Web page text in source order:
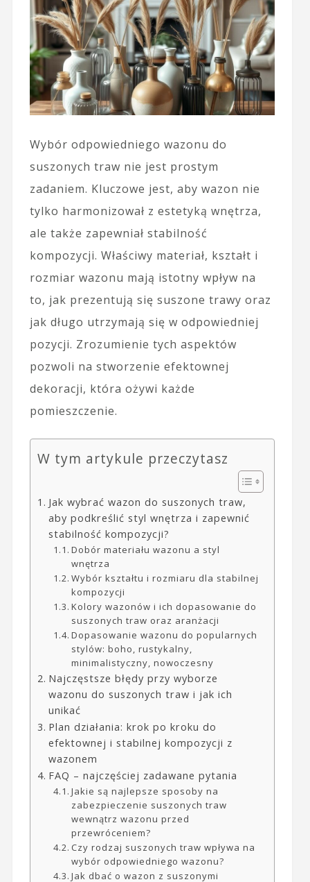
Wybór odpowiedniego wazonu do
suszonych traw nie jest prostym
zadaniem. Kluczowe jest, aby wazon nie
tylko harmonizował z estetyką wnętrza,
ale także zapewniał stabilność
kompozycji. Właściwy materiał, kształt i
rozmiar wazonu mają istotny wpływ na
to, jak prezentują się suszone trawy oraz
jak długo utrzymają się w odpowiedniej
pozycji. Zrozumienie tych aspektów
pozwoli na stworzenie efektownej
dekoracji, która ożywi każde
pomieszczenie.
W tym artykule przeczytasz
Jak wybrać wazon do suszonych traw,
aby podkreślić styl wnętrza i zapewnić
stabilność kompozycji?
Dobór materiału wazonu a styl
wnętrza
Wybór kształtu i rozmiaru dla stabilnej
kompozycji
Kolory wazonów i ich dopasowanie do
suszonych traw oraz aranżacji
Dopasowanie wazonu do popularnych
stylów: boho, rustykalny,
minimalistyczny, nowoczesny
Najczęstsze błędy przy wyborze
wazonu do suszonych traw i jak ich
unikać
Plan działania: krok po kroku do
efektownej i stabilnej kompozycji z
wazonem
FAQ – najczęściej zadawane pytania
Jakie są najlepsze sposoby na
zabezpieczenie suszonych traw
wewnątrz wazonu przed
przewróceniem?
Czy rodzaj suszonych traw wpływa na
wybór odpowiedniego wazonu?
Jak dbać o wazon z suszonymi